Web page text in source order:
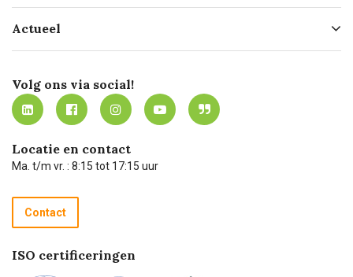
Missie
Werken bij Carel Lurvink
MVO
Bezorgen
Mijn Carel Lurvink
Mijn Carel Lurvink instructievideo's
Carel Lurvink App
Hulp op afstand
Technische dienst
Recycle programma
Betalen
Actueel
Innovation LAB
Tevreden klanten
Carel Lurvink Blog
Carel de podcast
Volg ons via social!
Locatie en contact
Ma. t/m vr. : 8:15 tot 17:15 uur
Contact
ISO certificeringen